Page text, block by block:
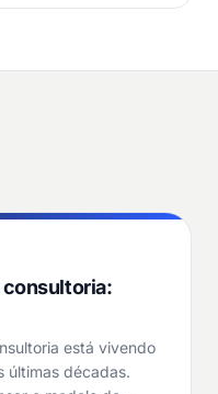
consultoria:
está vivendo
últimas décadas.